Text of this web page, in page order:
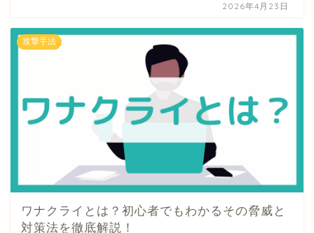
2026年4月23日
攻撃手法
ワナクライとは？初心者でもわかるその脅威と
対策法を徹底解説！